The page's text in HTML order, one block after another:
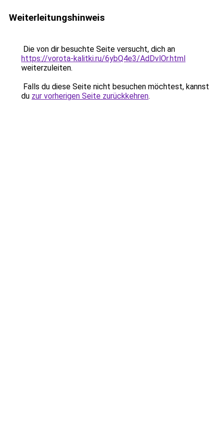
Weiterleitungshinweis
Die von dir besuchte Seite versucht, dich an
https://vorota-kalitki.ru/6ybQ4e3/AdDvlOr.html
weiterzuleiten.
Falls du diese Seite nicht besuchen möchtest, kannst
du zur vorherigen Seite zurückkehren.